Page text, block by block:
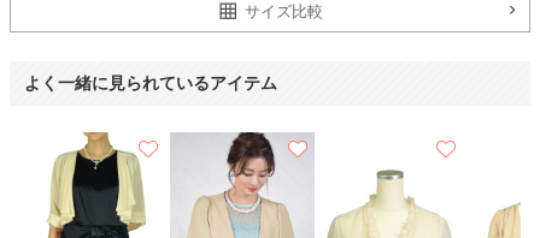
サイズ比較
よく一緒に見られているアイテム